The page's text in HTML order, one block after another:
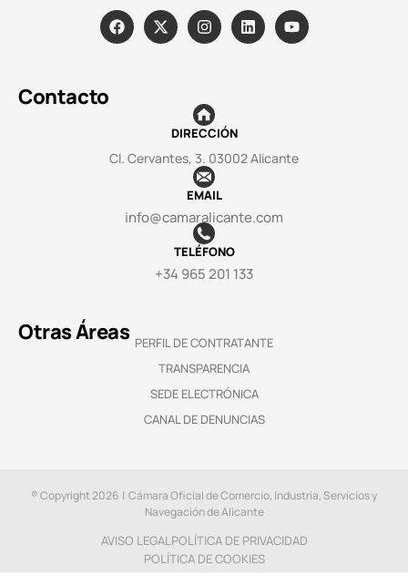
Contacto
DIRECCIÓN
Cl. Cervantes, 3. 03002 Alicante
EMAIL
info@camaralicante.com
TELÉFONO
+34 965 201 133
Otras Áreas PERFIL DE CONTRATANTE
TRANSPARENCIA
SEDE ELECTRÓNICA
CANAL DE DENUNCIAS
® Copyright 2026 | Cámara Oficial de Comercio, Industria, Servicios y
Navegación de Alicante
AVISO LEGALPOLÍTICA DE PRIVACIDAD
POLÍTICA DE COOKIES